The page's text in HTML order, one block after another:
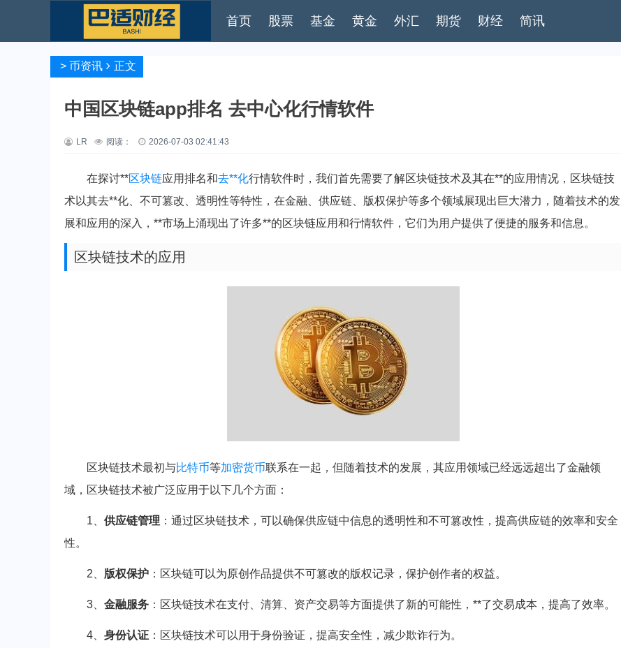
首页 股票 基金 黄金 外汇 期货 财经 简讯
> 币资讯 正文
中国区块链app排名 去中心化行情软件
LR 阅读： 2026-07-03 02:41:43
在探讨**区块链应用排名和去**化行情软件时，我们首先需要了解区块链技术及其在**的应用情况，区块链技
术以其去**化、不可篡改、透明性等特性，在金融、供应链、版权保护等多个领域展现出巨大潜力，随着技术的发
展和应用的深入，**市场上涌现出了许多**的区块链应用和行情软件，它们为用户提供了便捷的服务和信息。
区块链技术的应用
区块链技术最初与比特币等加密货币联系在一起，但随着技术的发展，其应用领域已经远远超出了金融领
域，区块链技术被广泛应用于以下几个方面：
1、 供应链管理 ：通过区块链技术，可以确保供应链中信息的透明性和不可篡改性，提高供应链的效率和安全
性。
2、 版权保护 ：区块链可以为原创作品提供不可篡改的版权记录，保护创作者的权益。
3、 金融服务 ：区块链技术在支付、清算、资产交易等方面提供了新的可能性，**了交易成本，提高了效率。
4、 身份认证 ：区块链技术可以用于身份验证，提高安全性，减少欺诈行为。